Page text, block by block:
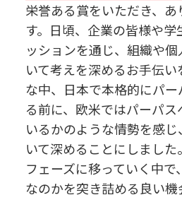
栄誉ある賞をいただき、あ
す。日頃、企業の皆様や
ッションを通じ、組織や
いて考えを深めるお手伝
な中、日本で本格的にパ
る前に、欧米ではパーパ
いるかのような情勢を感
いて深めることにしまし
フェーズに移っていく中
なのかを突き詰める良い機